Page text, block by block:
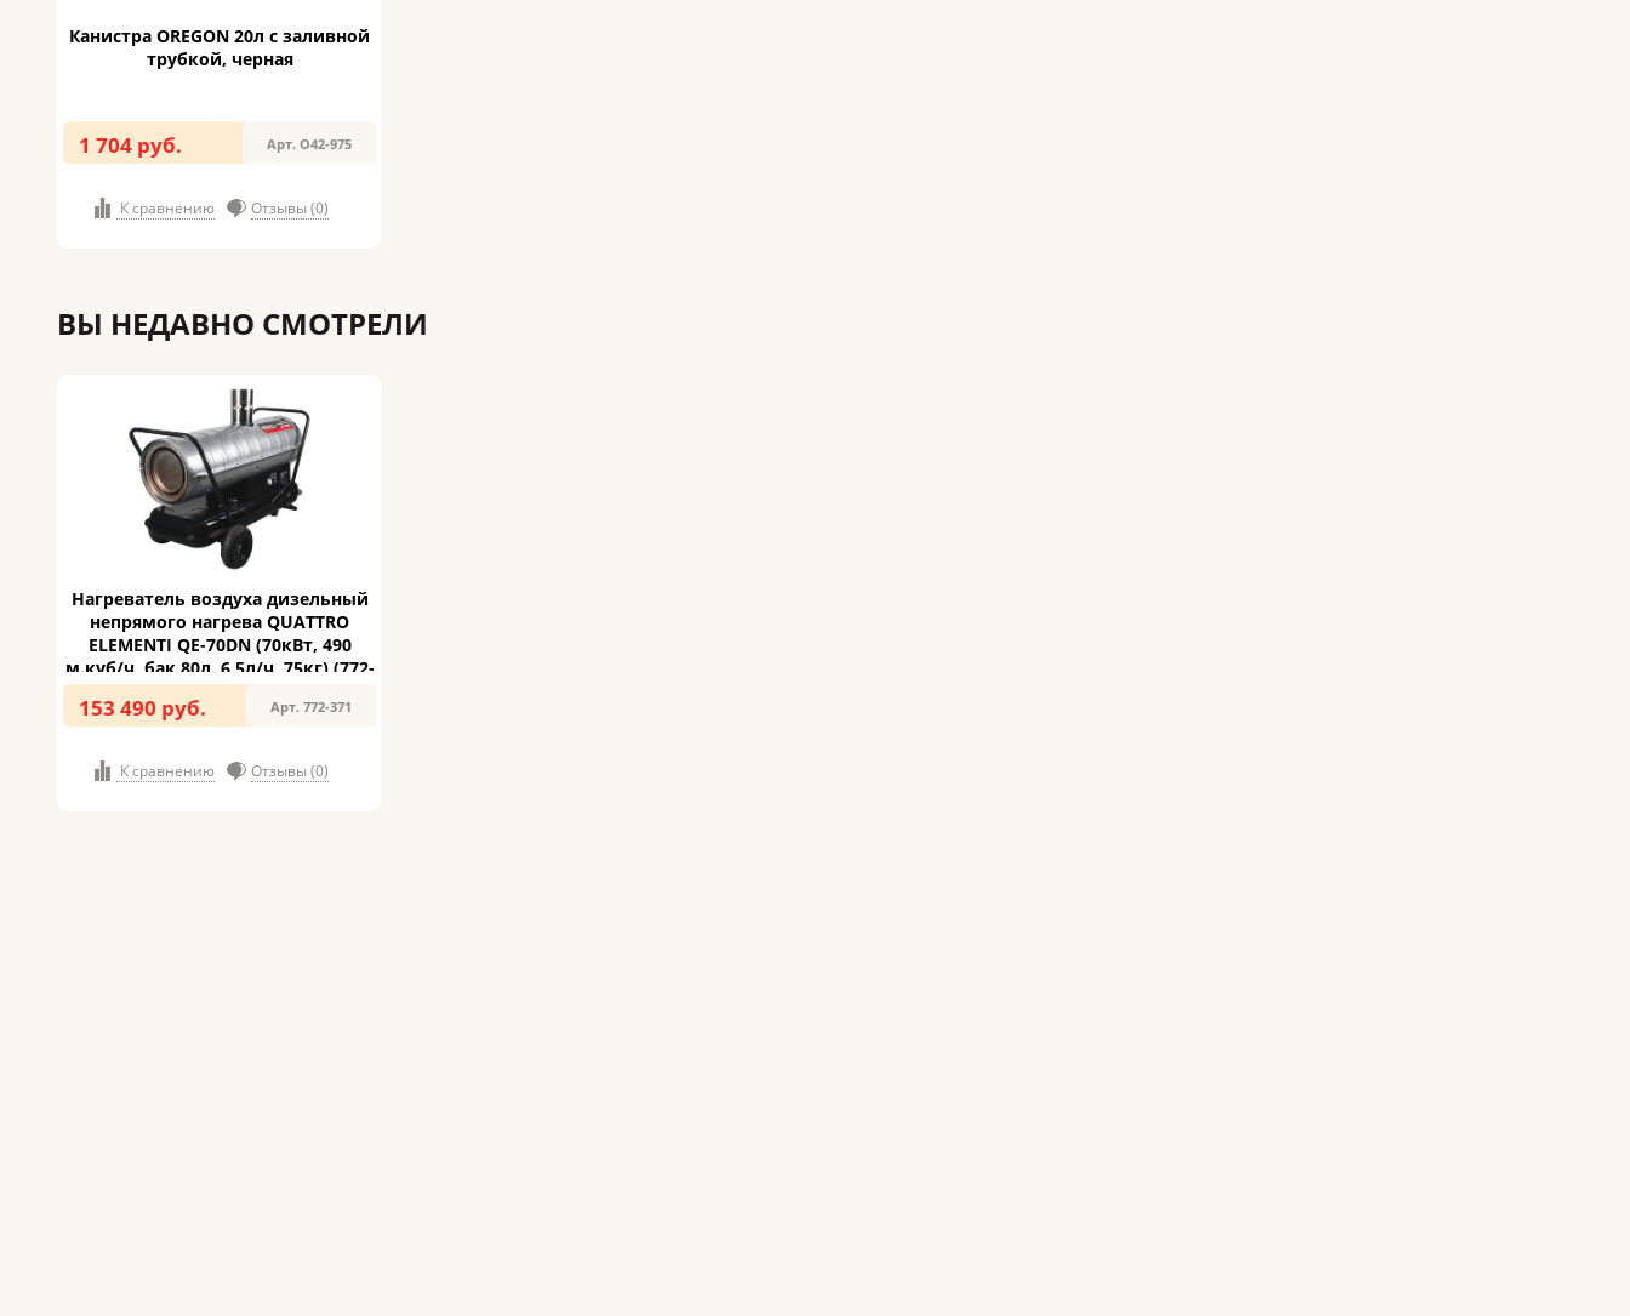
Канистра OREGON 20л с заливной
трубкой, черная
1 704 руб. Арт. O42-975
К сравнению Отзывы (0)
ВЫ НЕДАВНО СМОТРЕЛИ
Нагреватель воздуха дизельный
непрямого нагрева QUATTRO
ELEMENTI QE-70DN (70кВт, 490
м.куб/ч, бак 80л, 6,5л/ч, 75кг) (772-
371)
153 490 руб. Арт. 772-371
К сравнению Отзывы (0)